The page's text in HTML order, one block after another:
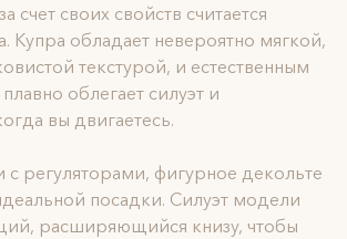
счет своих свойств считается
Купра обладает невероятно мягкой,
текстурой, и естественным
облегает силуэт и
вы двигаетесь.
с регуляторами, фигурное декольте
посадки. Силуэт модели
расширяющийся книзу, чтобы